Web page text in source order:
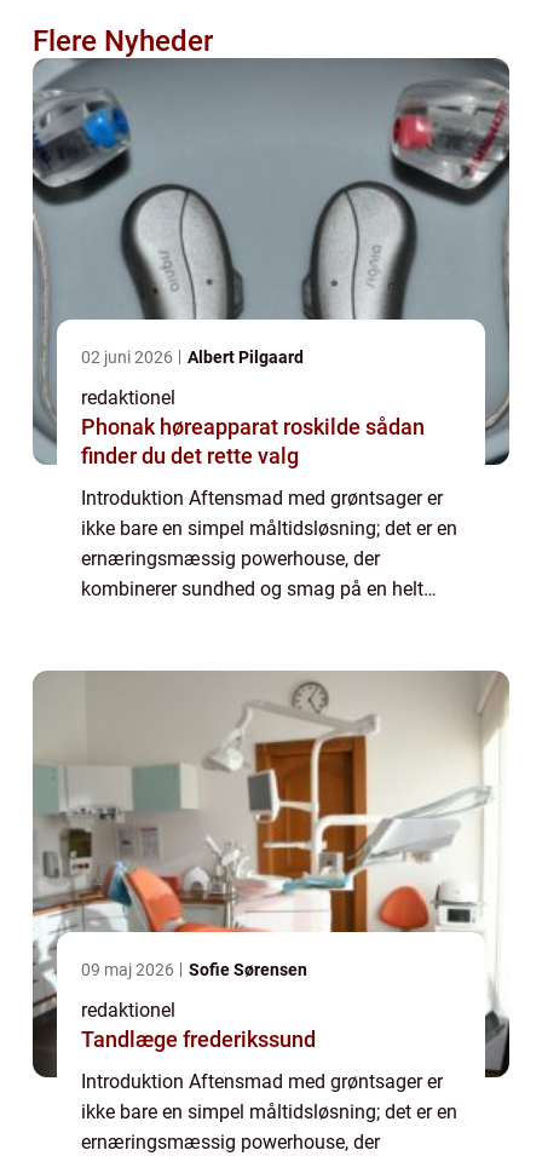
Flere Nyheder
02 juni 2026 Albert Pilgaard
redaktionel
Phonak høreapparat roskilde sådan
finder du det rette valg
Introduktion Aftensmad med grøntsager er
ikke bare en simpel måltidsløsning; det er en
ernæringsmæssig powerhouse, der
kombinerer sundhed og smag på en helt
09 maj 2026 Sofie Sørensen
redaktionel
Tandlæge frederikssund
Introduktion Aftensmad med grøntsager er
ikke bare en simpel måltidsløsning; det er en
ernæringsmæssig powerhouse, der